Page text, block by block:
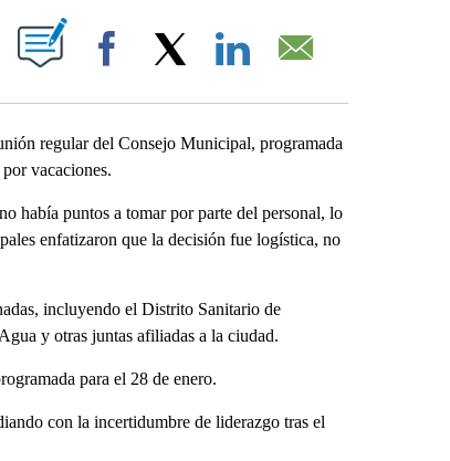
ON "".
Facebook
regular del Consejo Municipal, programada
vacaciones.
había puntos a tomar por parte del personal, lo
enfatizaron que la decisión fue logística, no
incluyendo el Distrito Sanitario de
y otras juntas afiliadas a la ciudad.
para el 28 de enero.
con la incertidumbre de liderazgo tras el